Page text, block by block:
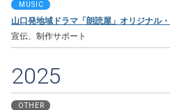
MUSIC
山口発地域ドラマ「朗読屋」オリジナル
宣伝、制作サポート
2025
OTHER